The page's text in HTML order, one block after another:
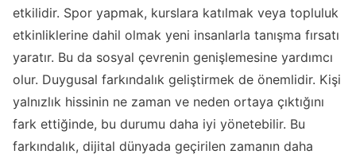
etkilidir. Spor yapmak, kurslara katılmak veya topluluk
etkinliklerine dahil olmak yeni insanlarla tanışma fırsatı
yaratır. Bu da sosyal çevrenin genişlemesine yardımcı
olur. Duygusal farkındalık geliştirmek de önemlidir. Kişi
yalnızlık hissinin ne zaman ve neden ortaya çıktığını
fark ettiğinde, bu durumu daha iyi yönetebilir. Bu
farkındalık, dijital dünyada geçirilen zamanın daha